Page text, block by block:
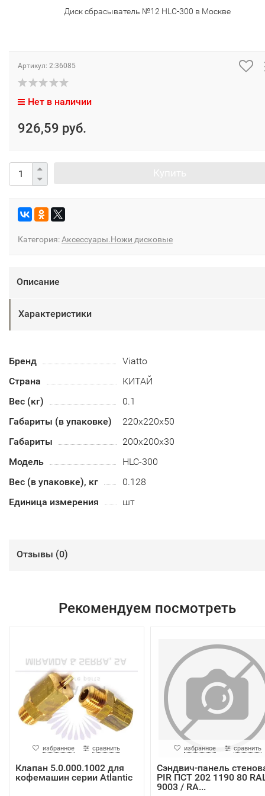
Диск сбрасыватель №12 HLC-300 в Москве
Артикул: 2:36085
Нет в наличии
926,59 руб.
Категория:Аксессуары.Ножи дисковые
Описание
Характеристики
Бренд
Viatto
Страна
КИТАЙ
Вес (кг)
0.1
Габариты (в упаковке)
220х220х50
Габариты
200х200х30
Модель
HLC-300
Вес (в упаковке), кг
0.128
Единица измерения
шт
Отзывы (0)
Рекомендуем посмотреть
избранное сравнить
Клапан 5.0.000.1002 для
кофемашин серии Atlantic
избранное сравнить
Сэндвич-панель
PIR ПСТ 202 1190 80
9003 / RA...